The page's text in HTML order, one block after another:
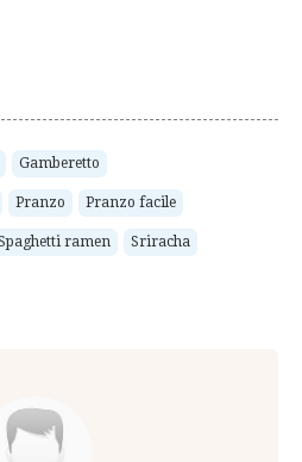
Gamberetto
Pranzo Pranzo facile
ramen Sriracha